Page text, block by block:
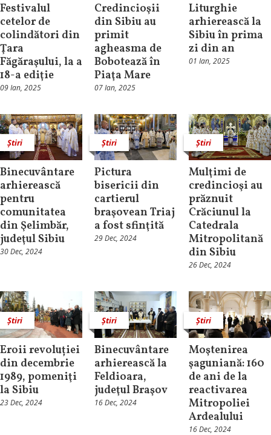
Festivalul
cetelor de
colindători din
Ţara
Făgăraşului, la a
18-a ediţie
09 Ian, 2025
Credincioşii
din Sibiu au
primit
agheasma de
Bobotează în
Piaţa Mare
07 Ian, 2025
Liturghie
arhierească la
Sibiu în prima
zi din an
01 Ian, 2025
Știri
Binecuvântare
arhierească
pentru
comunitatea
din Şelimbăr,
judeţul Sibiu
30 Dec, 2024
Știri
Pictura
bisericii din
cartierul
braşovean Triaj
a fost sfinţită
29 Dec, 2024
Știri
Mulţimi de
credincioşi au
prăznuit
Crăciunul la
Catedrala
Mitropolitană
din Sibiu
26 Dec, 2024
Știri
Eroii revoluției
din decembrie
1989, pomeniţi
la Sibiu
23 Dec, 2024
Știri
Binecuvântare
arhierească la
Feldioara,
judeţul Braşov
16 Dec, 2024
Știri
Moştenirea
şaguniană: 160
de ani de la
reactivarea
Mitropoliei
Ardealului
16 Dec, 2024